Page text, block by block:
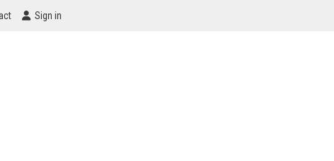
Checkout
Sign in